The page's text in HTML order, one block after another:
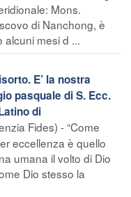
Mons.
di Nanchong, è
mesi d ...
E’ la nostra
pasquale di S. Ecc.
di
Fides) - “Come
eccellenza è quello
umana il volto di Dio
Dio stesso la